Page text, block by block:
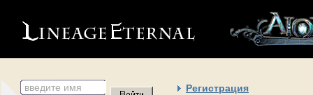
введите имя Регистрация